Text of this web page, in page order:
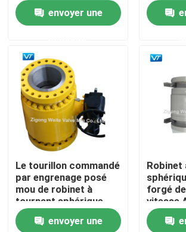
Au sujet de nous
Visite d'usine
Contrôle de qualité
Contactez-nous
Demandez une citation
Robinet à tournant sphérique de
envoyer une
Le tourillon commandé
par engrenage posé
mou de robinet à
tournant sphérique
DN200 a monté
envoyer une
Robinet
forgé
vitesse
600
pouces